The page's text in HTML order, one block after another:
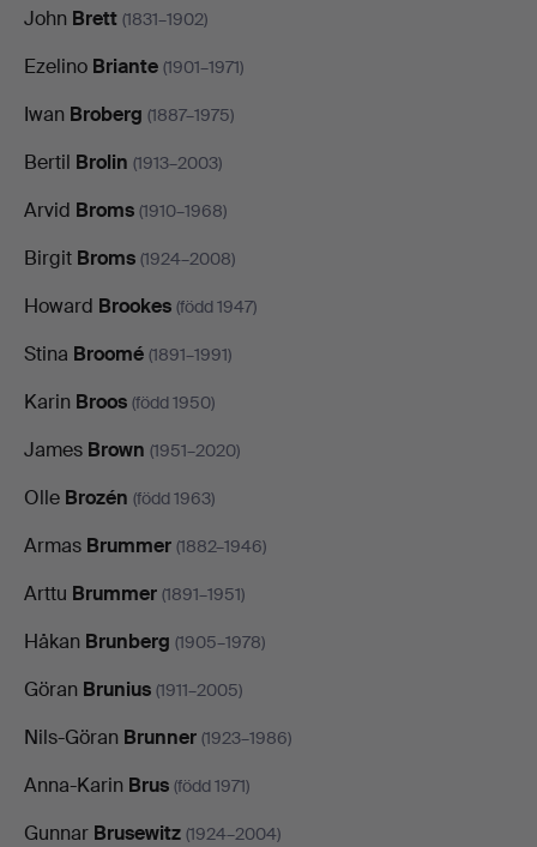
John Brett (1831–1902)
Ezelino Briante (1901–1971)
Iwan Broberg (1887–1975)
Bertil Brolin (1913–2003)
Arvid Broms (1910–1968)
Birgit Broms (1924–2008)
Howard Brookes (född 1947)
Stina Broomé (1891–1991)
Karin Broos (född 1950)
James Brown (1951–2020)
Olle Brozén (född 1963)
Armas Brummer (1882–1946)
Arttu Brummer (1891–1951)
Håkan Brunberg (1905–1978)
Göran Brunius (1911–2005)
Nils-Göran Brunner (1923–1986)
Anna-Karin Brus (född 1971)
Gunnar Brusewitz (1924–2004)